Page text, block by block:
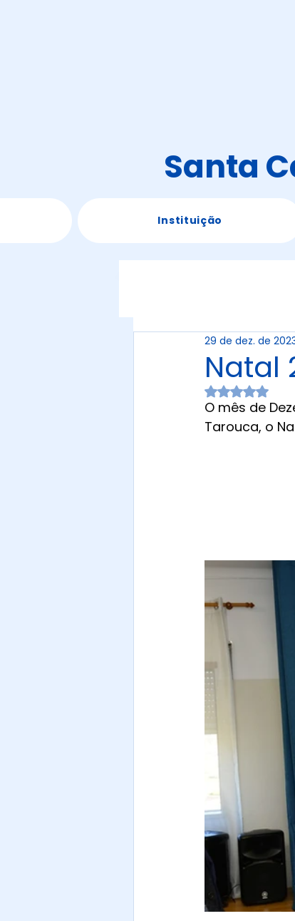
Santa
Instituição
Natal
29 de dez. de
Avaliado
O mês de
Tarouca, o